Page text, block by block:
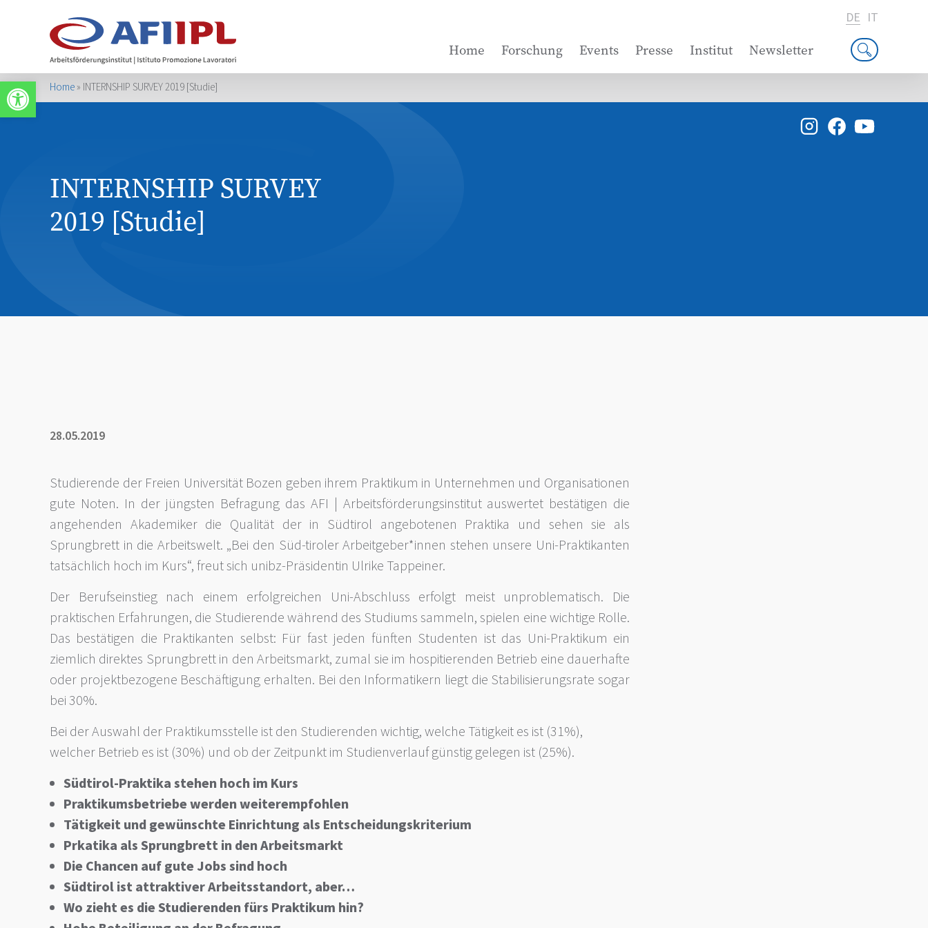
Werkzeugleiste öffnen
Home Forschung Events Presse Institut Newsletter
DE IT
Home» INTERNSHIP SURVEY 2019 [Studie]
INTERNSHIP SURVEY
2019 [Studie]
28.05.2019
Studierende der Freien Universität Bozen geben ihrem Praktikum in Unternehmen und Organisationen
gute Noten. In der jüngsten Befragung das AFI | Arbeitsförderungsinstitut auswertet bestätigen die
angehenden Akademiker die Qualität der in Südtirol angebotenen Praktika und sehen sie als
Sprungbrett in die Arbeitswelt. „Bei den Süd-tiroler Arbeitgeber*innen stehen unsere Uni-Praktikanten
tatsächlich hoch im Kurs“, freut sich unibz-Präsidentin Ulrike Tappeiner.
Der Berufseinstieg nach einem erfolgreichen Uni-Abschluss erfolgt meist unproblematisch. Die
praktischen Erfahrungen, die Studierende während des Studiums sammeln, spielen eine wichtige Rolle.
Das bestätigen die Praktikanten selbst: Für fast jeden fünften Studenten ist das Uni-Praktikum ein
ziemlich direktes Sprungbrett in den Arbeitsmarkt, zumal sie im hospitierenden Betrieb eine dauerhafte
oder projektbezogene Beschäftigung erhalten. Bei den Informatikern liegt die Stabilisierungsrate sogar
bei 30%.
Bei der Auswahl der Praktikumsstelle ist den Studierenden wichtig, welche Tätigkeit es ist (31%),
welcher Betrieb es ist (30%) und ob der Zeitpunkt im Studienverlauf günstig gelegen ist (25%).
Südtirol-Praktika stehen hoch im Kurs
Praktikumsbetriebe werden weiterempfohlen
Tätigkeit und gewünschte Einrichtung als Entscheidungskriterium
Prkatika als Sprungbrett in den Arbeitsmarkt
Die Chancen auf gute Jobs sind hoch
Südtirol ist attraktiver Arbeitsstandort, aber…
Wo zieht es die Studierenden fürs Praktikum hin?